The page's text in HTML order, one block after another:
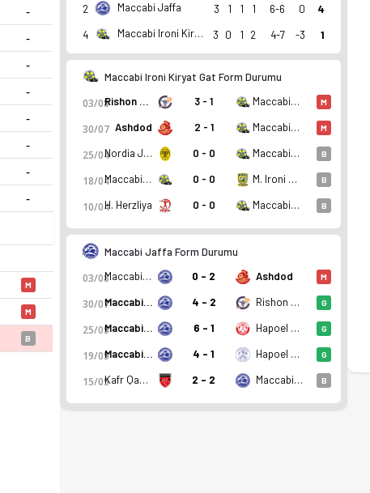
Lig'de 1. sırada, 0 puan. Kadro, fikstür ve canlı skor
-
-
-
-
-
-
-
-
M
M
B
2 Maccabi Jaffa 3 1 1 1 6-6 0
4
4
Maccabi Ironi Kiryat Gat 3 0 1 2 4-7 -3 1
Maccabi Ironi Kiryat Gat Form Durumu
03/08 Rishon LeZion 3 - 1 Maccabi Ironi Kiryat Gat M
30/07 Ashdod 2 - 1 Maccabi Ironi Kiryat Gat M
25/04 Nordia Jerusalem 0 - 0 Maccabi Ironi Kiryat Gat B
18/04 Maccabi Ironi Kiryat Gat 0 - 0 M. Ironi Ashdod B
10/04H. Herzliya 0 - 0 Maccabi Ironi Kiryat Gat B
Maccabi Jaffa Form Durumu
03/08 Maccabi Jaffa 0 - 2 Ashdod M
30/07 Maccabi Jaffa 4 - 2 Rishon LeZion G
25/05 Maccabi Jaffa 6 - 1 Hapoel Hadera G
19/05 Maccabi Jaffa 4 - 1 Hapoel Afula G
15/05 Kafr Qasim 2 - 2 Maccabi Jaffa B